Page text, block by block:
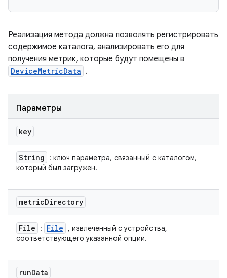
Реализация метода должна позволять регистрировать
содержимое каталога, анализировать его для
получения метрик, которые будут помещены в
DeviceMetricData .
Параметры
key
String
: ключ параметра, связанный с каталогом,
который был загружен.
metricDirectory
File : File
, извлеченный с устройства,
соответствующего указанной опции.
runData